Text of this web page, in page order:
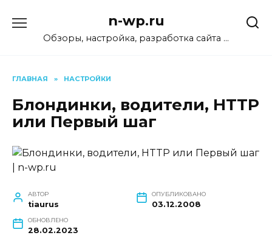
содержанию
n-wp.ru
Обзоры, настройка, разработка сайта …
ГЛАВНАЯ » НАСТРОЙКИ
Блондинки, водители, HTTP
или Первый шаг
АВТОР
tiaurus
ОПУБЛИКОВАНО
03.12.2008
ОБНОВЛЕНО
28.02.2023